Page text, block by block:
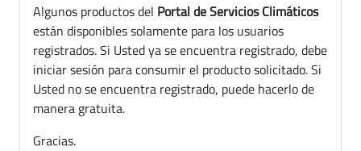
Algunos productos del Portal de Servicios Climáticos
están disponibles solamente para los usuarios
registrados. Si Usted ya se encuentra registrado, debe
iniciar sesión para consumir el producto solicitado. Si
Usted no se encuentra registrado, puede hacerlo de
manera gratuita.
Gracias.